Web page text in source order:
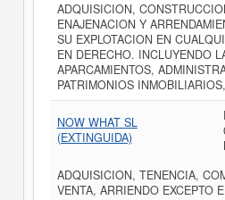
ADQUISICION,
ENAJENACION Y
SU EXPLOTACION EN
EN DERECHO. INCLUYENDO
APARCAMIENTOS,
PATRIMONIOS
NOW WHAT SL
(EXTINGUIDA)
ADQUISICION, TENENCIA,
VENTA, ARRIENDO EXCEPTO